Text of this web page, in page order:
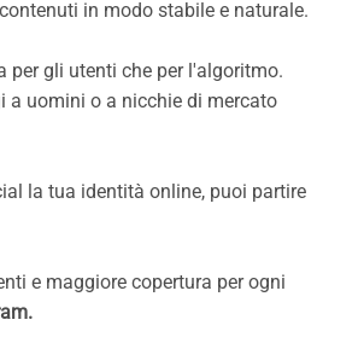
in modo stabile e naturale.
per gli utenti che per l'algoritmo.
a uomini o a nicchie di mercato
la tua identità online, puoi partire
e maggiore copertura per ogni